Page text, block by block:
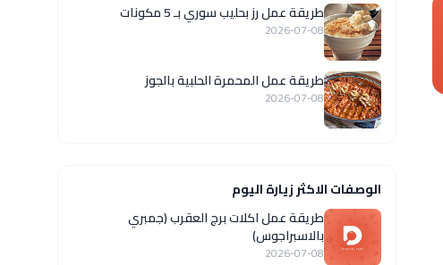
طريقة عمل رز بحليب سوري بـ 5 مكونات
2026-07-08
طريقة عمل المحمرة الحلبية بالجوز
2026-07-08
الوصفات الاكثر زيارة اليوم
طريقة عمل اكلات برج العقرب (جمبري
بالاسبراجوس)
2026-07-08